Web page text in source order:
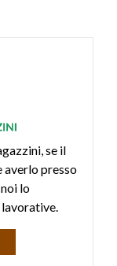
se il
averlo presso
lo
lavorative.